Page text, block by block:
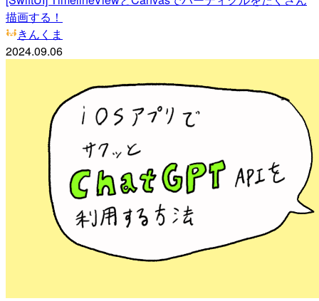
描画する！
きんくま
2024.09.06